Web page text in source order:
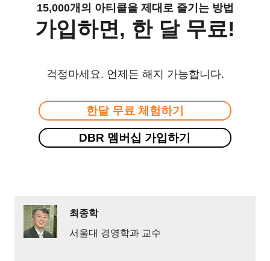
15,000개의 아티클을 제대로 즐기는 방법
가입하면, 한 달 무료!
걱정마세요. 언제든 해지 가능합니다.
한달 무료 체험하기
DBR 멤버십 가입하기
최종학
서울대 경영학과 교수